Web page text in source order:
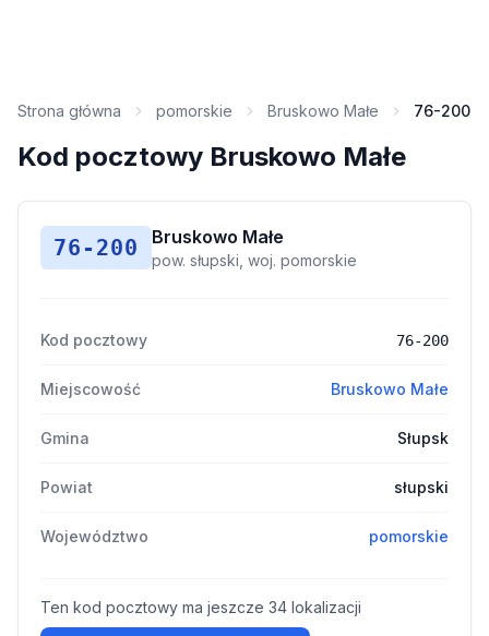
Strona główna pomorskie Bruskowo Małe 76-200
Kod pocztowy Bruskowo Małe
76-200 Bruskowo Małe
pow. słupski, woj. pomorskie
Kod pocztowy 76-200
Miejscowość Bruskowo Małe
Gmina Słupsk
Powiat słupski
Województwo pomorskie
Ten kod pocztowy ma jeszcze 34 lokalizacji